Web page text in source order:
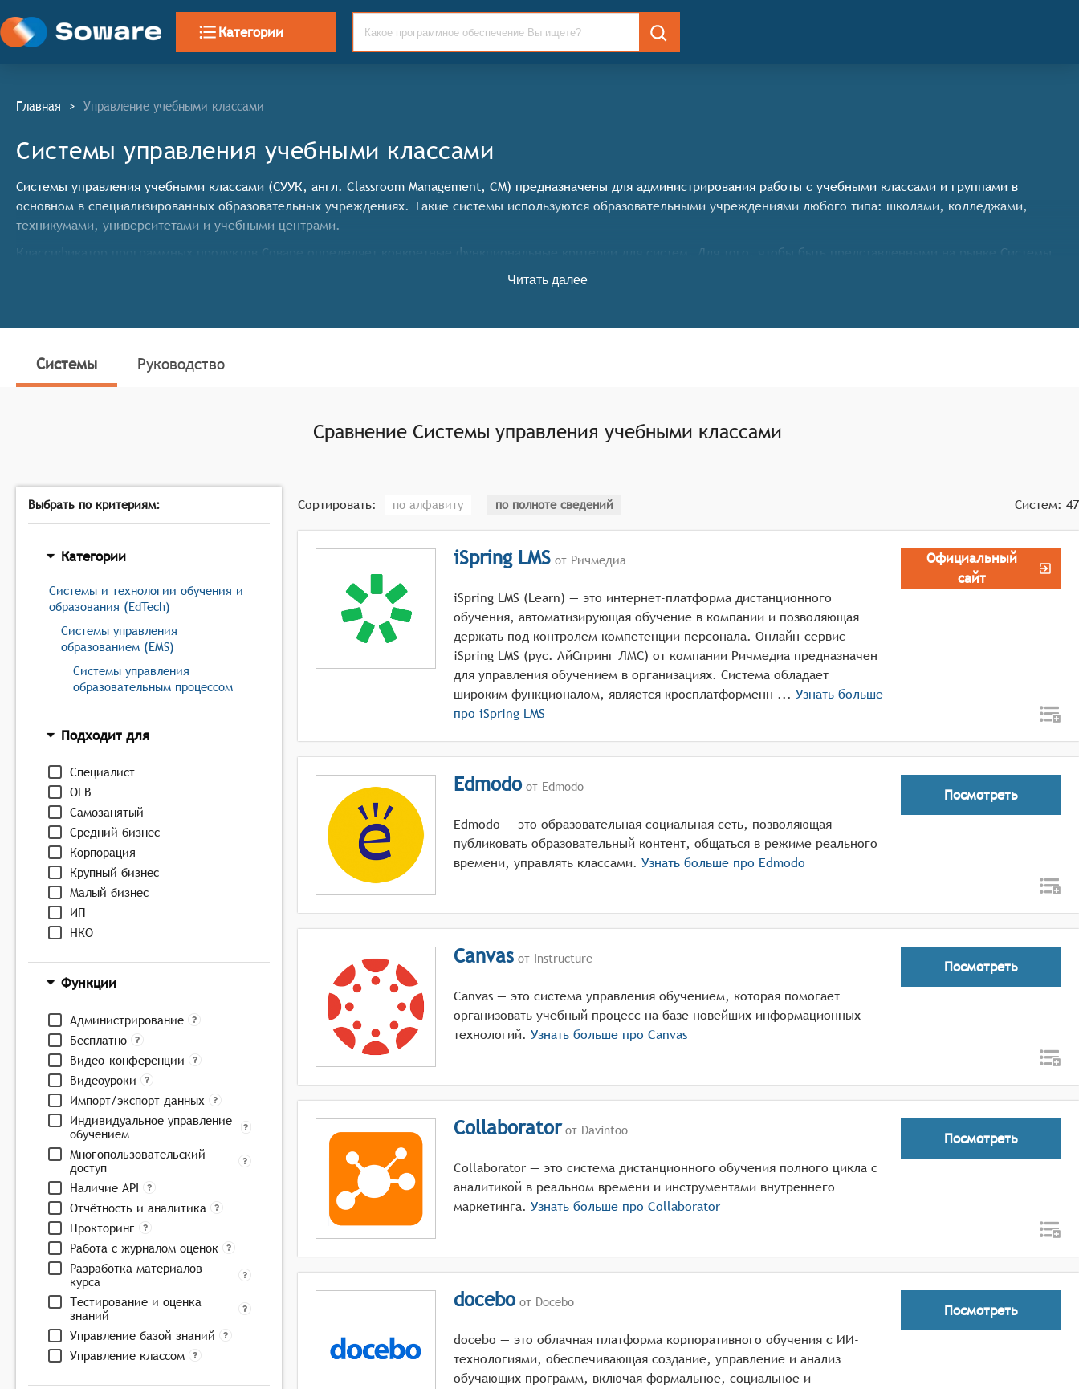
Категории
Главная > Управление учебными классами
Системы управления учебными классами
Системы управления учебными классами (СУУК, англ. Classroom Management, CM) предназначены для администрирования работы с учебными классами и группами в
основном в специализированных образовательных учреждениях. Такие системы используются образовательными учреждениями любого типа: школами, колледжами,
техникумами, университетами и учебными центрами.
Классификатор программных продуктов Соваре определяет конкретные функциональные критерии для систем. Для того, чтобы быть представленными на рынке Системы
управления учебными классами, системы должны иметь следующие функциональные возможности:
создание и управление электронными учебными материалами и курсами (загрузка, структурирование, распределение по группам и пользователям),
поддержка различных форматов обучения (очное, дистанционное, смешанное) и соответствующих инструментов для каждого формата.
Читать далее
Системы Руководство
Сравнение Системы управления учебными классами
Выбрать по критериям:
Категории
Системы и технологии обучения и
образования (EdTech)
Системы управления
образованием (EMS)
Системы управления
образовательным процессом
Подходит для
Специалист
ОГВ
Самозанятый
Средний бизнес
Корпорация
Крупный бизнес
Малый бизнес
ИП
НКО
Функции
Администрирование
Бесплатно
Видео-конференции
Видеоуроки
Импорт/экспорт данных
Индивидуальное управление
обучением
Многопользовательский
доступ
Наличие API
Отчётность и аналитика
Прокторинг
Работа с журналом оценок
Разработка материалов
курса
Тестирование и оценка
знаний
Управление базой знаний
Управление классом
Сортировать: по алфавиту по полноте сведений Систем: 47
iSpring LMS от Ричмедиа
iSpring LMS (Learn) — это интернет-платформа дистанционного
обучения, автоматизирующая обучение в компании и позволяющая
держать под контролем компетенции персонала. Онлайн-сервис
iSpring LMS (рус. АйСпринг ЛМС) от компании Ричмедиа предназначен
для управления обучением в организациях. Система обладает
широким функционалом, является кросплатформенн ... Узнать больше
про iSpring LMS
Официальный
сайт
Edmodo от Edmodo
Edmodo — это образовательная социальная сеть, позволяющая
публиковать образовательный контент, общаться в режиме реального
времени, управлять классами. Узнать больше про Edmodo
Посмотреть
Canvas от Instructure
Canvas — это система управления обучением, которая помогает
организовать учебный процесс на базе новейших информационных
технологий. Узнать больше про Canvas
Посмотреть
Collaboratorот Davintoo
Collaborator — это система дистанционного обучения полного цикла с
аналитикой в реальном времени и инструментами внутреннего
маркетинга. Узнать больше про Collaborator
Посмотреть
docebo от Docebo
docebo — это облачная платформа корпоративного обучения с ИИ-
технологиями, обеспечивающая создание, управление и анализ
обучающих программ, включая формальное, социальное и
Посмотреть